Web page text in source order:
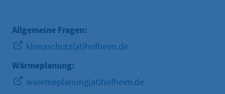
Allgemeine Fragen:
klimaschutz(at)hofheim.de
Wärmeplanung:
waermeplanung(at)hofheim.de